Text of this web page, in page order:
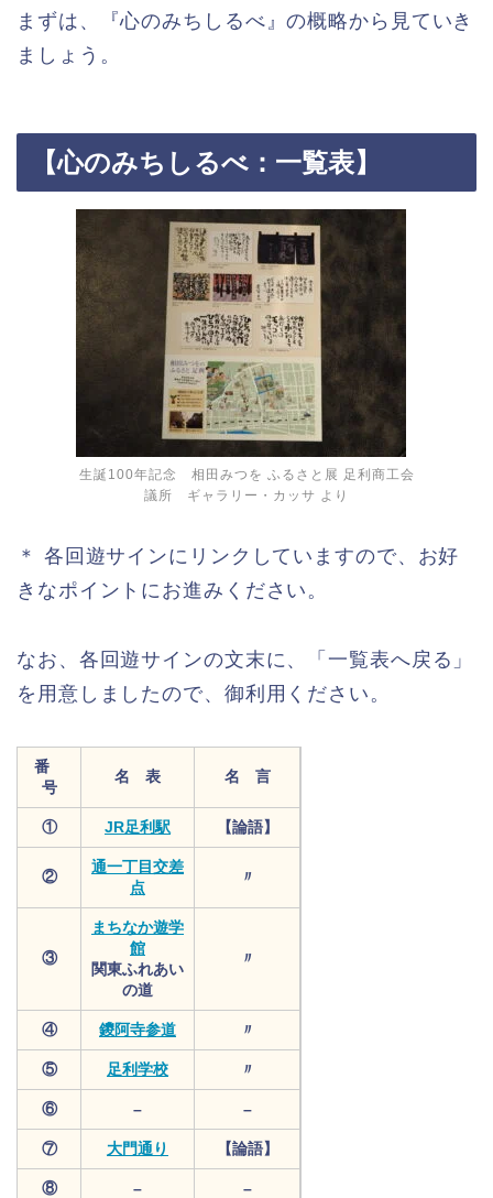
まずは、『心のみちしるべ』の概略から見ていき
ましょう。
【心のみちしるべ：一覧表】
生誕100年記念 相田みつを ふるさと展 足利商工会
議所 ギャラリー・カッサ より
＊ 各回遊サインにリンクしていますので、お好
きなポイントにお進みください。
なお、各回遊サインの文末に、「一覧表へ戻る」
を用意しましたので、御利用ください。
番
号
名 表 名 言
① JR足利駅 【論語】
②
通一丁目交差
点
〃
③
まちなか遊学
館
関東ふれあい
の道
〃
④ 鑁阿寺参道 〃
⑤ 足利学校 〃
⑥ – –
⑦ 大門通り 【論語】
⑧ – –